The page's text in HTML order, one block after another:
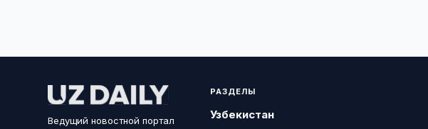
Ведущий новостной портал
РАЗДЕЛЫ
Узбекистан